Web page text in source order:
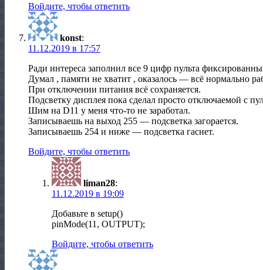
Войдите, чтобы ответить
konst:
11.12.2019 в 17:57
Ради интереса заполнил все 9 цифр пульта
Думал , памяти не хватит , оказалось — всё нормально
При отключении питания всё сохраняется.
Подсветку дисплея пока сделал просто отключаемой с
Шим на D11 у меня что-то не заработал.
Записываешь на выход 255 — подсветка загорается.
Записываешь 254 и ниже — подсветка гаснет.
Войдите, чтобы ответить
liman28:
11.12.2019 в 19:09
Добавьте в setup()
pinMode(11, OUTPUT);
Войдите, чтобы ответить